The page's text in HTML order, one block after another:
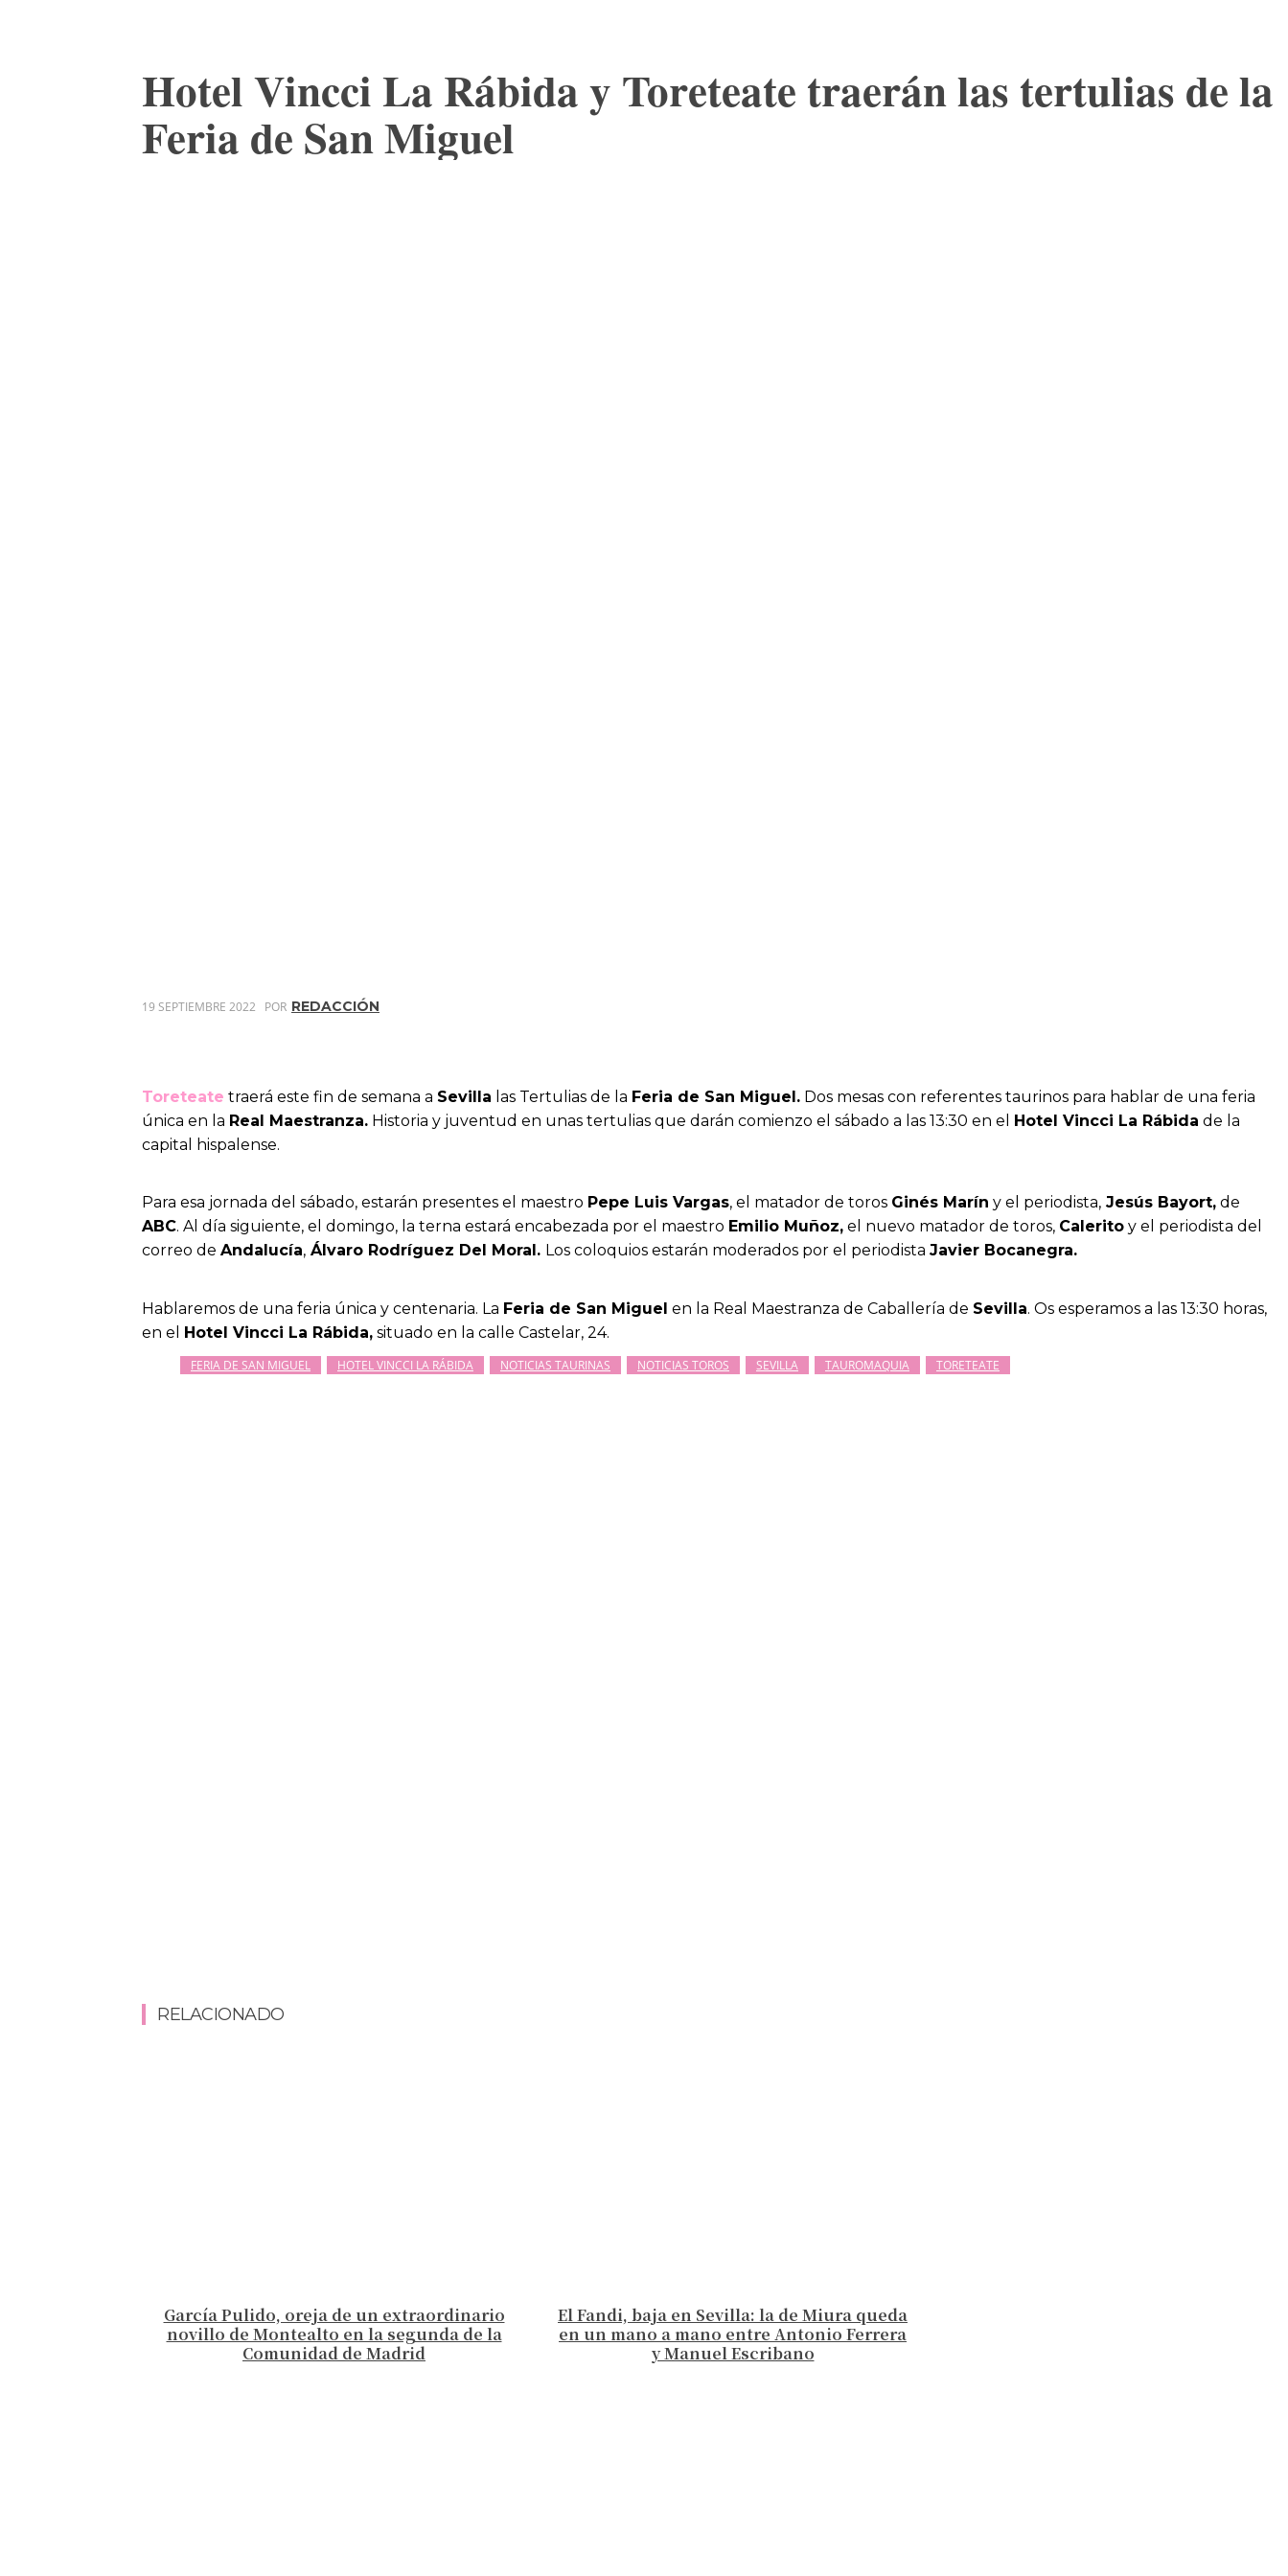
Hotel Vincci La Rábida y Toreteate traerán las tertulias de la
Feria de San Miguel
19 SEPTIEMBRE 2022 POR REDACCIÓN
Toreteate traerá este fin de semana a Sevilla las Tertulias de la Feria de San Miguel. Dos mesas con referentes taurinos para hablar de una feria
única en la Real Maestranza. Historia y juventud en unas tertulias que darán comienzo el sábado a las 13:30 en el Hotel Vincci La Rábida de la
capital hispalense.
Para esa jornada del sábado, estarán presentes el maestro Pepe Luis Vargas, el matador de toros Ginés Marín y el periodista, Jesús Bayort, de
ABC. Al día siguiente, el domingo, la terna estará encabezada por el maestro Emilio Muñoz, el nuevo matador de toros, Calerito y el periodista del
correo de Andalucía, Álvaro Rodríguez Del Moral. Los coloquios estarán moderados por el periodista Javier Bocanegra.
Hablaremos de una feria única y centenaria. La Feria de San Miguel en la Real Maestranza de Caballería de Sevilla. Os esperamos a las 13:30 horas,
en el Hotel Vincci La Rábida, situado en la calle Castelar, 24.
FERIA DE SAN MIGUEL HOTEL VINCCI LA RÁBIDA NOTICIAS TAURINAS NOTICIAS TOROS SEVILLA TAUROMAQUIA TORETEATE
RELACIONADO
García Pulido, oreja de un extraordinario
novillo de Montealto en la segunda de la
Comunidad de Madrid
El Fandi, baja en Sevilla: la de Miura queda
en un mano a mano entre Antonio Ferrera
y Manuel Escribano